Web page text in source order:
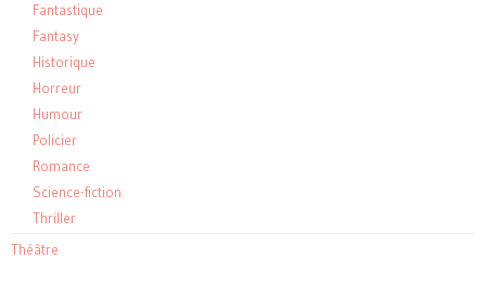
Fantastique
Fantasy
Historique
Horreur
Humour
Policier
Romance
Science-fiction
Thriller
Théâtre